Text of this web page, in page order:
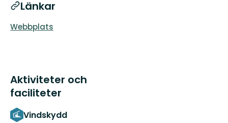
Länkar
Webbplats
Aktiviteter och
faciliteter
Vindskydd